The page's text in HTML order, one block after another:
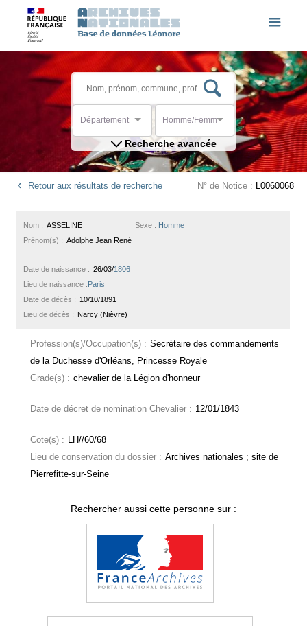
Département Homme/Femme
Recherche avancée
Retour aux résultats de recherche N° de Notice : L0060068
Sexe : Homme
Nom : ASSELINE
Prénom(s) : Adolphe Jean René
Date de naissance : 26/03/1806
Lieu de naissance :Paris
Date de décès : 10/10/1891
Lieu de décès : Narcy (Nièvre)
Profession(s)/Occupation(s) : Secrétaire des commandements
de la Duchesse d'Orléans, Princesse Royale
Grade(s) : chevalier de la Légion d'honneur
Date de décret de nomination Chevalier : 12/01/1843
Cote(s) : LH//60/68
Lieu de conservation du dossier : Archives nationales ; site de
Pierrefitte-sur-Seine
Rechercher aussi cette personne sur :